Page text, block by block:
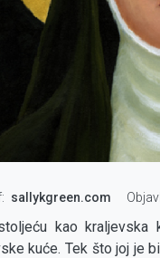
sallykgreen.com
kao kraljevska
kuće. Tek što joj je